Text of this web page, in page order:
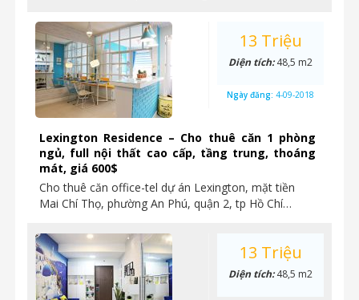
Lexington Residence – Cho thuê căn 1 phòng
ngủ, full nội thất cao cấp, tầng trung, thoáng
mát, giá 600$
Cho thuê căn office-tel dự án Lexington, mặt tiền
Mai Chí Thọ, phường An Phú, quận 2, tp Hồ Chí…
13 Triệu
Diện tích:48,5 m2
Ngày đăng: 4-09-2018
13 Triệu
Diện tích:48,5 m2